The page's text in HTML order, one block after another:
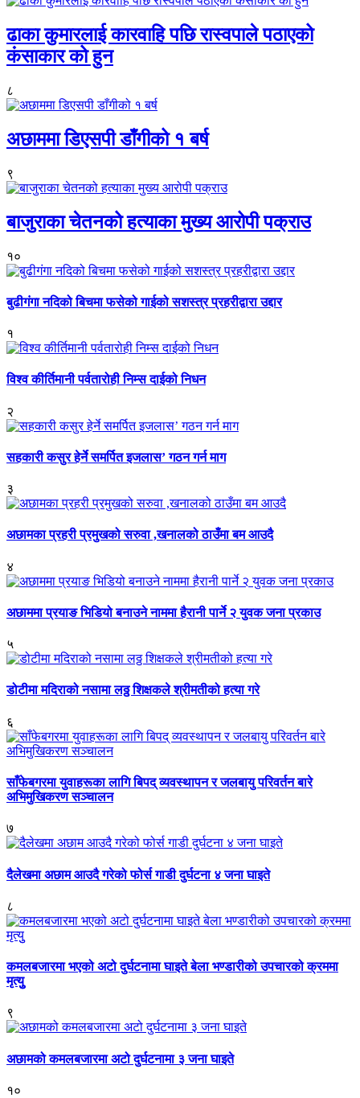
ढाका कुमारलाई कारवाहि पछि रास्वपाले पठाएको
कंसाकार को हुन
८
अछाममा डिएसपी डाँगीको १ बर्ष
९
बाजुराका चेतनको हत्याका मुख्य आरोपी पक्राउ
१०
बुढीगंगा नदिको बिचमा फसेको गाईको सशस्त्र प्रहरीद्वारा उद्दार
१
विश्व कीर्तिमानी पर्वतारोही निम्स दाईको निधन
२
सहकारी कसुर हेर्ने समर्पित इजलास’ गठन गर्न माग
३
अछामका प्रहरी प्रमुखको सरुवा ,खनालको ठाउँमा बम आउदै
४
अछाममा प्रयाङ भिडियो बनाउने नाममा हैरानी पार्ने २ युवक जना प्रकाउ
५
डोटीमा मदिराको नसामा लठ्ठ शिक्षकले श्रीमतीको हत्या गरे
६
साँफेबगरमा युवाहरूका लागि बिपद् व्यवस्थापन र जलबायु परिवर्तन बारे
अभिमुखिकरण सञ्चालन
७
दैलेखमा अछाम आउदै गरेको फोर्स गाडी दुर्घटना ४ जना घाइते
८
कमलबजारमा भएको अटो दुर्घटनामा घाइते बेला भण्डारीको उपचारको क्रममा
मृत्युु
९
अछामको कमलबजारमा अटो दुर्घटनामा ३ जना घाइते
१०